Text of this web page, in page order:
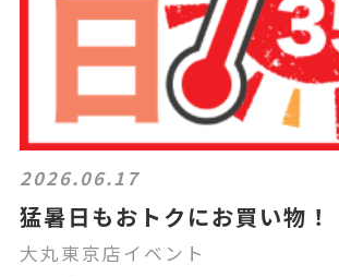
2026.06.17
猛暑日もおトクにお買い物！
大丸東京店イベント